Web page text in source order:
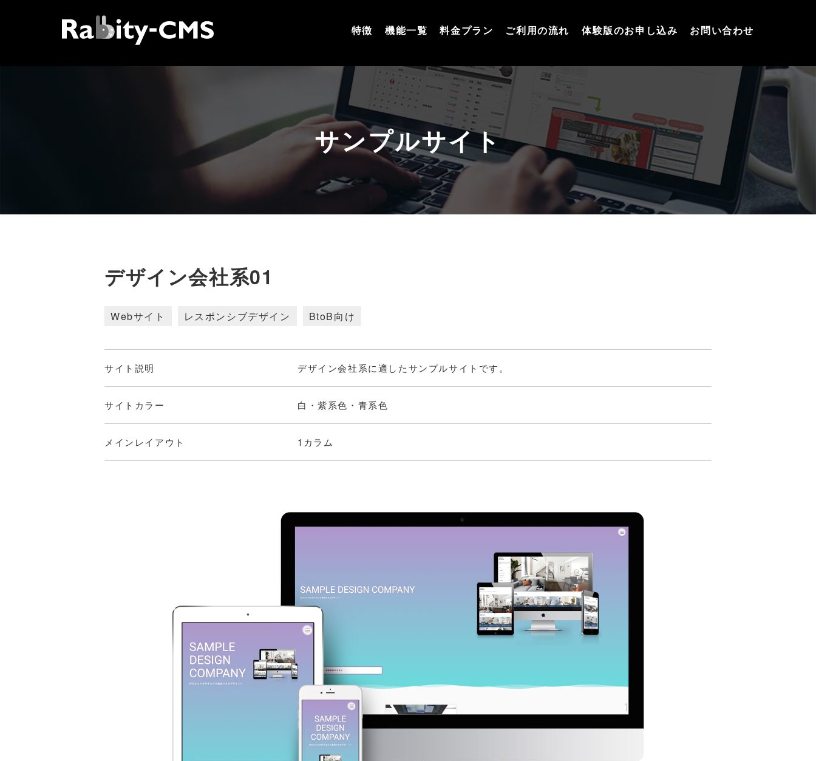
特徴 機能一覧 料金プラン ご利用の流れ 体験版のお申し込み お問い合わせ
サンプルサイト
デザイン会社系01
Webサイト レスポンシブデザイン BtoB向け
サイト説明 デザイン会社系に適したサンプルサイトです。
サイトカラー 白・紫系色・青系色
メインレイアウト 1カラム